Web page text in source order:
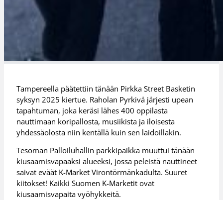
Tampereella päätettiin tänään Pirkka Street Basketin
syksyn 2025 kiertue. Raholan Pyrkivä järjesti upean
tapahtuman, joka keräsi lähes 400 oppilasta
nauttimaan koripallosta, musiikista ja iloisesta
yhdessäolosta niin kentällä kuin sen laidoillakin.
Tesoman Palloiluhallin parkkipaikka muuttui tänään
kiusaamisvapaaksi alueeksi, jossa peleistä nauttineet
saivat eväät K-Market Virontörmänkadulta. Suuret
kiitokset! Kaikki Suomen K-Marketit ovat
kiusaamisvapaita vyöhykkeitä.